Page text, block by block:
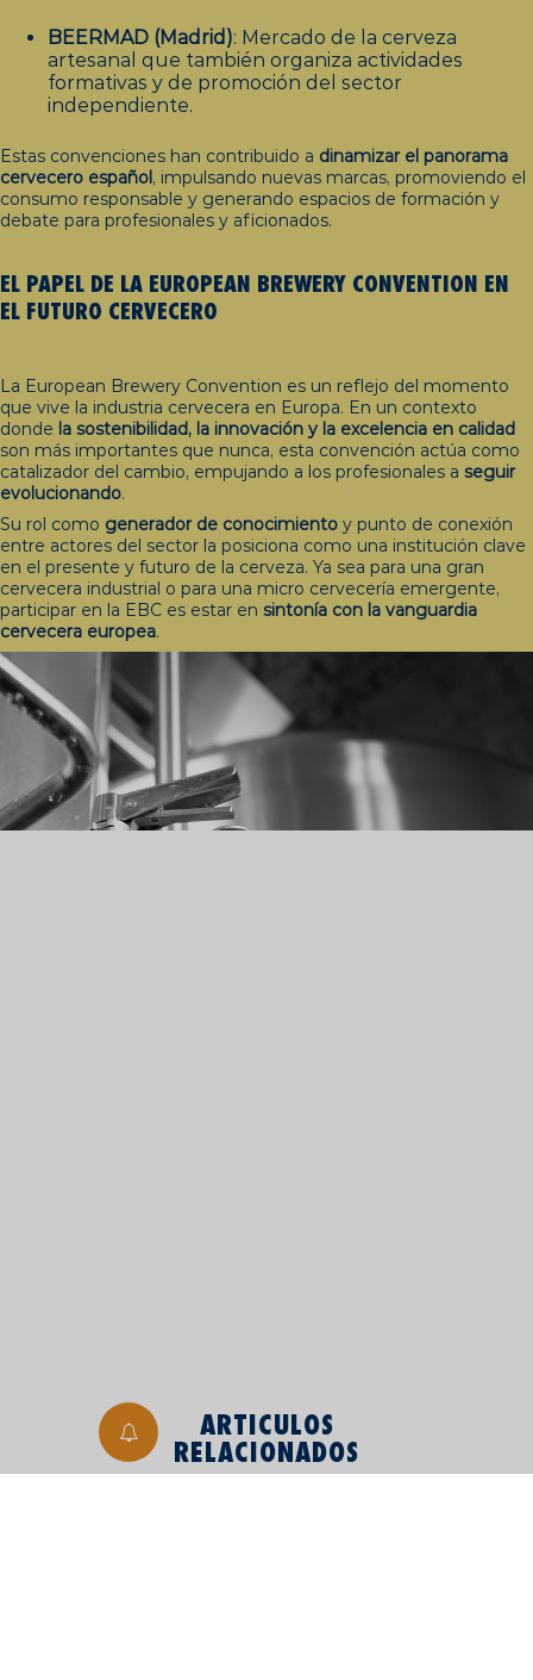
BEERMAD (Madrid): Mercado de la cerveza
artesanal que también organiza actividades
formativas y de promoción del sector
independiente.
Estas convenciones han contribuido a dinamizar el panorama
cervecero español, impulsando nuevas marcas, promoviendo el
consumo responsable y generando espacios de formación y
debate para profesionales y aficionados.
EL PAPEL DE LA EUROPEAN BREWERY CONVENTION
EN
EL FUTURO CERVECERO
La European Brewery Convention es un reflejo del momento
que vive la industria cervecera en Europa. En un contexto
donde la sostenibilidad, la innovación y la excelencia en calidad
son más importantes que nunca, esta convención actúa como
catalizador del cambio, empujando a los profesionales a seguir
evolucionando.
Su rol como generador de conocimiento y punto de conexión
entre actores del sector la posiciona como una institución clave
en el presente y futuro de la cerveza. Ya sea para una gran
cervecera industrial o para una micro cervecería emergente,
participar en la EBC es estar en sintonía con la vanguardia
cervecera europea.
ARTICULOS
RELACIONADOS